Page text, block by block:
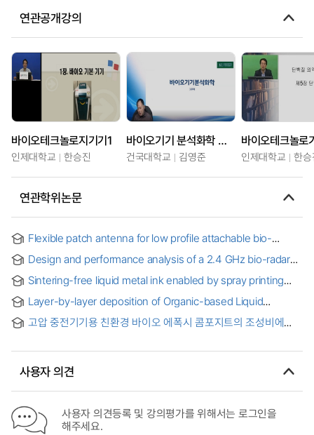
연관공개강의
바이오테크놀로지기기1
인제대학교 한승진
바이오기기 분석화학 및 실험
건국대학교 김영준
바이오테크놀로
인제대학교 한
연관학위논문
Flexible patch antenna for low profile attachable bio-
mobile devices
Design and performance analysis of a 2.4 GHz bio-radar
Sintering-free liquid metal ink enabled by spray printing
electronics
Layer-by-layer deposition of Organic-based Liquid
Implantable Bioelectronics Devices = 체내 삽입형 바이오
봉지막의 층층 적층 방식 개발
고압 중전기기용 친환경 바이오 에폭시 콤포지트의 조성비에
Composites for High Voltage Heavy Electrical Equipment
사용자 의견
사용자 의견등록 및 강의평가를 위해서는 로그인을
해주세요.